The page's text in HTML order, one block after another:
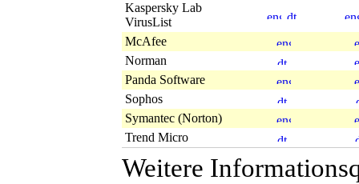
Kaspersky Lab
VirusList
McAfee
Norman
Panda Software
Sophos
Symantec (Norton)
Trend Micro
Weitere